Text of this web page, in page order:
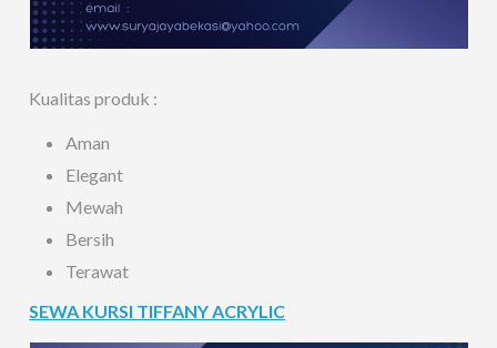
Kualitas produk :
Aman
Elegant
Mewah
Bersih
Terawat
SEWA KURSI TIFFANY ACRYLIC